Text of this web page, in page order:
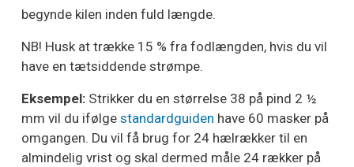
begynde kilen inden fuld længde.
NB! Husk at trække 15 % fra fodlængden, hvis du vil
have en tætsiddende strømpe.
Eksempel: Strikker du en størrelse 38 på pind 2 ½
mm vil du ifølge standardguiden have 60 masker på
omgangen. Du vil få brug for 24 hælrækker til en
almindelig vrist og skal dermed måle 24 rækker på